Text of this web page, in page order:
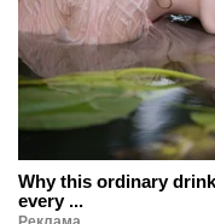
Why this ordinary
every ...